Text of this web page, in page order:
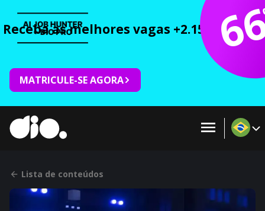
Receba as melhores vagas +2.150 cursos
MATRICULE-SE AGORA
Lista de conteúdos